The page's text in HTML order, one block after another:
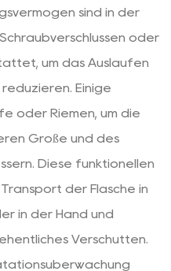
sind in der
oder
um das Auslaufen
Einige
oder Riemen, um die
Größe und des
Diese funktionellen
der Flasche in
in der Hand und
Verschütten.